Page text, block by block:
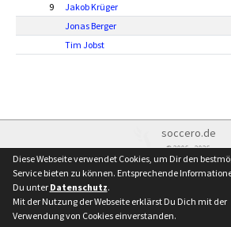
9
Jakob Krüger
Jonas Berger
Tim Jobst
soccero.de
© 2006 - 2026
Besucherstatistik Kontakt
Diese Webseite verwendet Cookies, um Dir den
Service bieten zu können. Entsprechende
Du unter Datenschutz.
Mit der Nutzung der Webseite erklärst Du Dich mit der
Verwendung von Cookies einverstanden.